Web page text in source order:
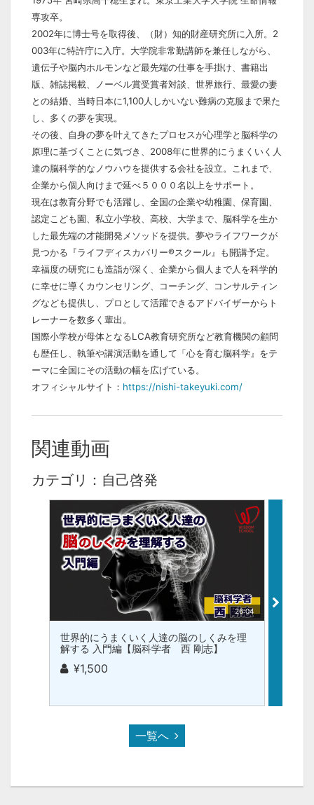
専攻卒。
2002年に博士号を取得後、（財）知的財産研究所に入所。2
003年に特許庁に入庁。大学院非常勤講師を兼任しながら、
遺伝子や脳内ホルモンなど最先端の仕事を手掛け、書籍出
版、雑誌掲載、ノーベル賞受賞者対談、世界旅行、最愛の妻
との結婚、当時日本に1,100人しかいない難病の克服まで果た
し、多くの夢を実現。
その後、自身の夢を叶えてきたプロセスが心理学と脳科学の
原理に基づくことに気づき、2008年に世界的にうまくいく人
達の脳科学的なノウハウを提供する会社を設立。これまで、
企業から個人向けまで延べ５０００名以上をサポート。
現在は教育分野でも活躍し、全国の企業や幼稚園、保育園、
認定こども園、私立小学校、高校、大学まで、脳科学を生か
した最先端の才能開発メソッドを提供。夢やライフワークが
見つかる『ライフディスカバリー®スクール』も開講予定。
幸福度の研究にも造詣が深く、企業から個人まで人を科学的
に幸せに導くカウンセリング、コーチング、コンサルティン
グなども提供し、プロとして活躍できるアドバイザーからト
レーナーを数多く輩出。
国際小学校が母体となるLCA教育研究所など教育機関の顧問
も歴任し、執筆や講演活動を通して「心を育む脳科学』をテ
ーマに全国にその活動の幅を広げている。
オフィシャルサイト： https://nishi-takeyuki.com/
関連動画
カテゴリ：自己啓発
26:04
世界的にうまくいく人達の脳のしくみを理
解する 入門編【脳科学者 西 剛志】
¥1,500
一覧へ